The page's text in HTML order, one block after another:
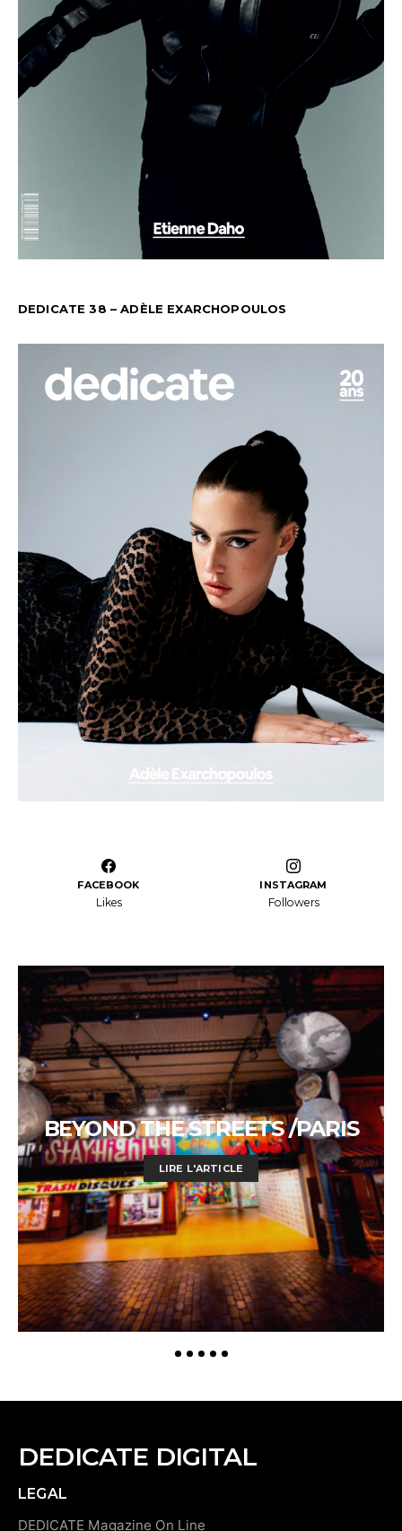
DEDICATE 38 – ADÈLE EXARCHOPOULOS
FACEBOOK
Likes
INSTAGRAM
Followers
BEYOND THE STREETS /PARIS
LIRE L'ARTICLE
DEDICATE DIGITAL
LEGAL
DEDICATE Magazine On Line